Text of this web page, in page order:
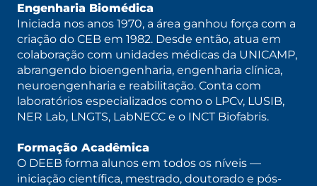
Engenharia Biomédica
Iniciada nos anos 1970, a área ganhou força com a
criação do CEB em 1982. Desde então, atua em
colaboração com unidades médicas da UNICAMP,
abrangendo bioengenharia, engenharia clínica,
neuroengenharia e reabilitação. Conta com
laboratórios especializados como o LPCv, LUSIB,
NER Lab, LNGTS, LabNECC e o INCT Biofabris.
Formação Acadêmica
O DEEB forma alunos em todos os níveis —
iniciação científica, mestrado, doutorado e pós-